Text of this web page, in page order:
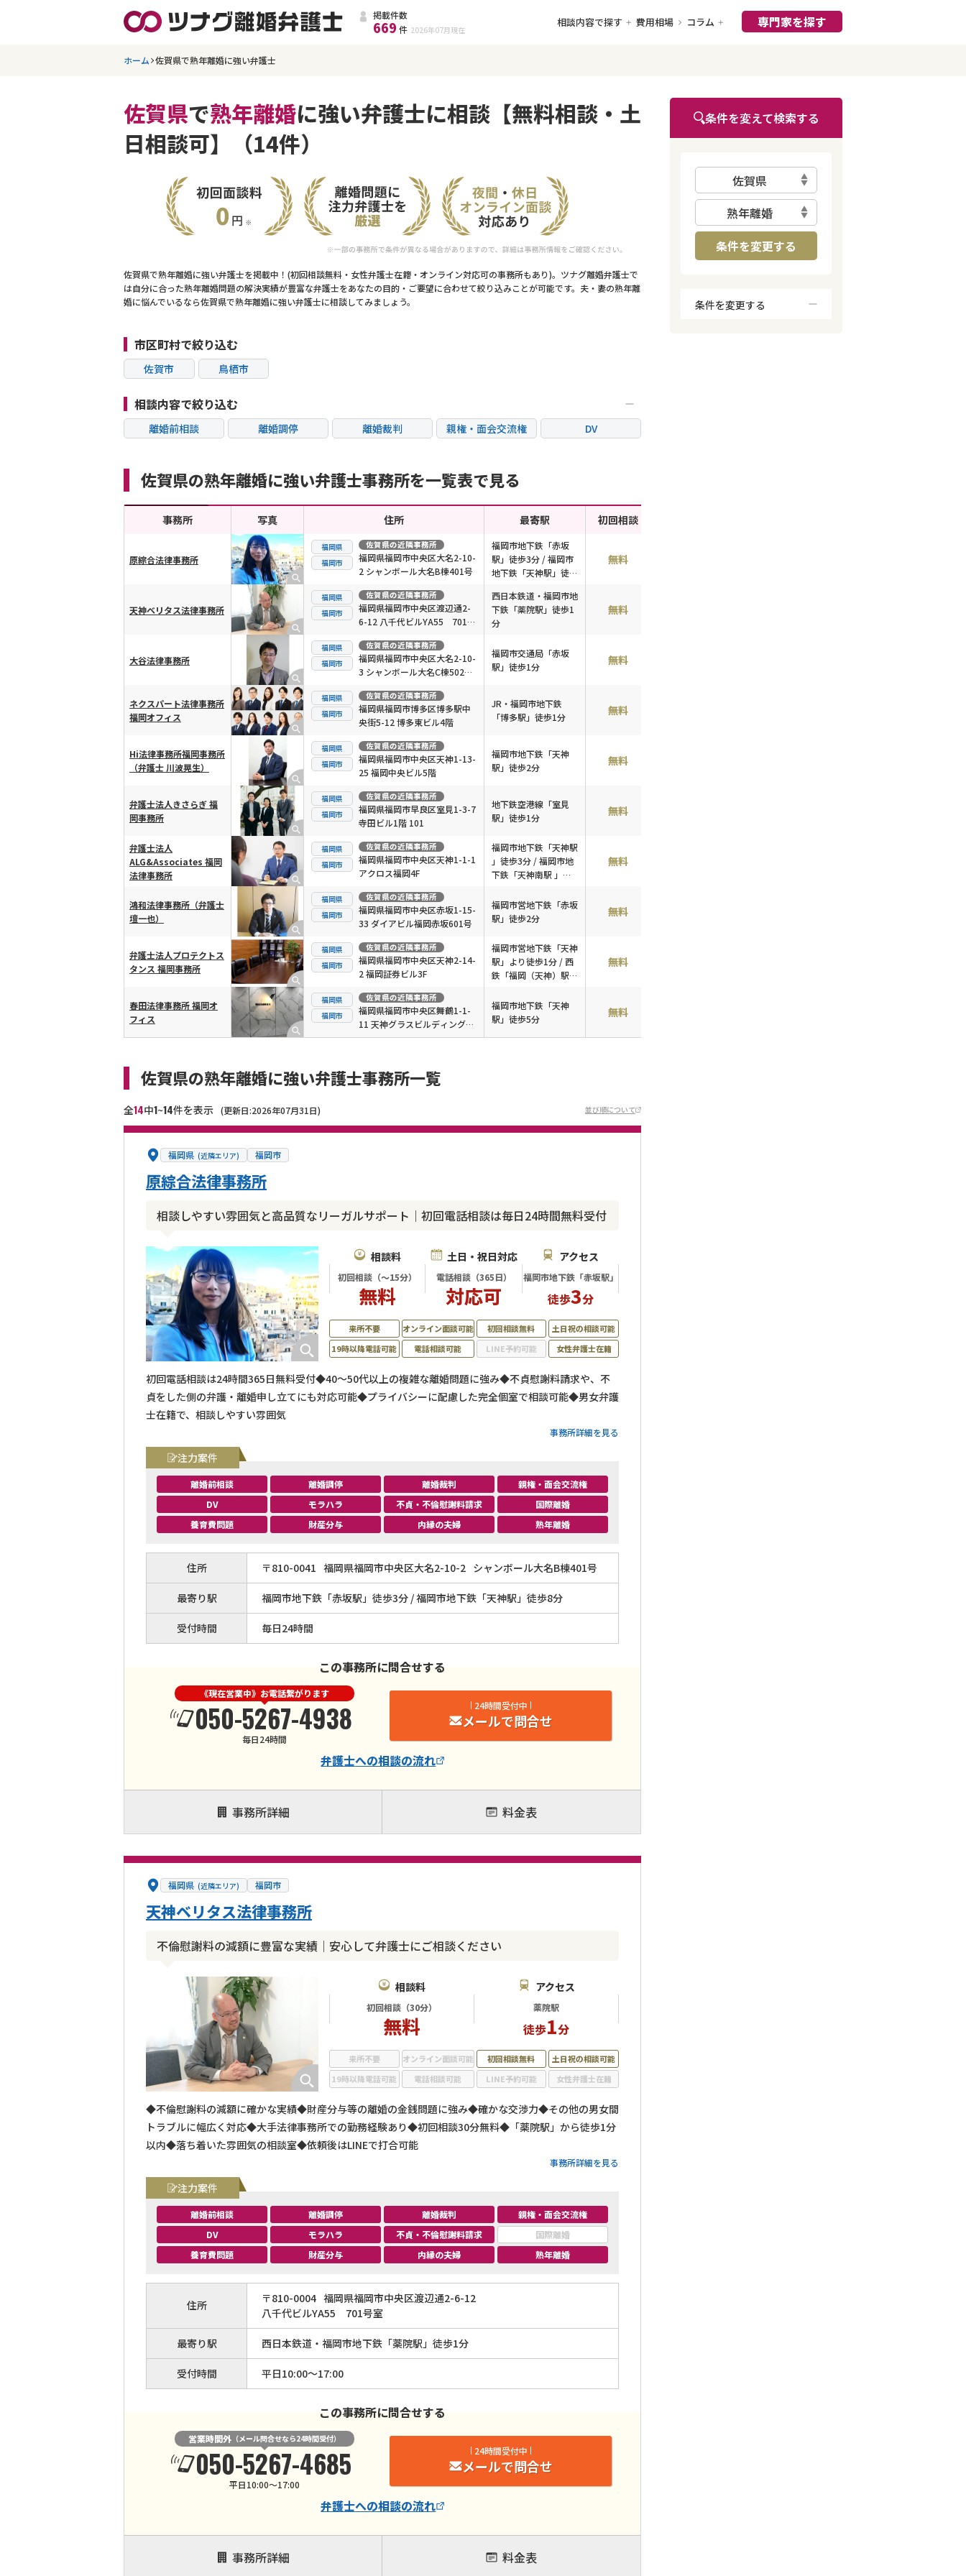
掲載件数
669 件 2026年07月 現在
相談内容で探す 費用相場 コラム 専門家を探す
ホーム 佐賀県で熟年離婚に強い弁護士
佐賀県で熟年離婚に強い弁護士に相談【無料相談・土
日相談可】（14件）
佐賀県で熟年離婚に強い弁護士を掲載中！(初回相談無料・女性弁護士在籍・オンライン対応可の事務所もあり)。ツナグ離婚弁護士で
は自分に合った熟年離婚問題の解決実績が豊富な弁護士をあなたの目的・ご要望に合わせて絞り込みことが可能です。夫・妻の熟年離
婚に悩んでいるなら佐賀県で熟年離婚に強い弁護士に相談してみましょう。
市区町村で絞り込む
佐賀市 鳥栖市
相談内容で絞り込む
離婚前相談 離婚調停 離婚裁判 親権・面会交流権
DV
内縁の夫婦
熟年離婚
佐賀県の熟年離婚に強い弁護士事務所を一覧表で見る
横スクロール可能
事務所 写真 住所 最寄駅 初回相談
原綜合法律事務所
福岡県
福岡市
佐賀県の近隣事務所
福岡県福岡市中央区大名2-10-
2 シャンボール大名B棟401号
福岡市地下鉄「赤坂
駅」徒歩3分 / 福岡市
地下鉄「天神駅」徒歩
無料
天神ベリタス法律事務所
福岡県
福岡市
佐賀県の近隣事務所
福岡県福岡市中央区渡辺通2-
6-12 八千代ビルYA55 701号
西日本鉄道・福岡市地
下鉄「薬院駅」徒歩1
分
無料
大谷法律事務所
福岡県
福岡市
佐賀県の近隣事務所
福岡県福岡市中央区大名2-10-
3 シャンボール大名C棟502号
福岡市交通局「赤坂
駅」徒歩1分
無料
ネクスパート法律事務所
福岡オフィス
福岡県
福岡市
佐賀県の近隣事務所
福岡県福岡市博多区博多駅中
央街5-12 博多東ビル4階
JR・福岡市地下鉄
「博多駅」徒歩1分
無料
Hi法律事務所福岡事務所
（弁護士 川波晃生）
福岡県
福岡市
佐賀県の近隣事務所
福岡県福岡市中央区天神1-13-
25 福岡中央ビル5階
福岡市地下鉄「天神
駅」徒歩2分
無料
弁護士法人きさらぎ 福
岡事務所
福岡県
福岡市
佐賀県の近隣事務所
福岡県福岡市早良区室見1-3-7
寺田ビル1階 101
地下鉄空港線「室見
駅」徒歩1分
無料
弁護士法人
ALG&Associates 福岡
法律事務所
福岡県
福岡市
佐賀県の近隣事務所
福岡県福岡市中央区天神1-1-1
アクロス福岡4F
福岡市地下鉄「天神駅
」徒歩3分 / 福岡市地
下鉄「天神南駅 」徒
岡（天神）駅 」徒歩
10分
無料
鴻和法律事務所（弁護士
壇一也）
福岡県
福岡市
佐賀県の近隣事務所
福岡県福岡市中央区赤坂1-15-
33 ダイアビル福岡赤坂601号
福岡市営地下鉄「赤坂
駅」徒歩2分
無料
弁護士法人プロテクトス
タンス 福岡事務所
福岡県
福岡市
佐賀県の近隣事務所
福岡県福岡市中央区天神2-14-
2 福岡証券ビル3F
福岡市営地下鉄「天神
駅」より徒歩1分 / 西
鉄「福岡（天神）駅」
無料
春田法律事務所 福岡オ
フィス
福岡県
福岡市
佐賀県の近隣事務所
福岡県福岡市中央区舞鶴1-1-
11 天神グラスビルディング9
階
福岡市地下鉄「天神
駅」徒歩5分
無料
佐賀県の熟年離婚に強い弁護士事務所一覧
全14中1~14件を表示 (更新日:2026年07月31日) 並び順について
福岡県 (近隣エリア) 福岡市
相談しやすい雰囲気と高品質なリーガルサポート｜初回電話相談は毎日24時間無料受付
原綜合法律事務所
相談料
初回相談（～15分）
無料
土日・祝日対応
電話相談（365日）
対応可
アクセス
福岡市地下鉄「赤坂駅」
徒歩3分
初回電話相談は24時間365日無料受付◆40～50代以上の複雑な離婚問題に強み◆不貞慰謝料請求や、不
貞をした側の弁護・離婚申し立てにも対応可能◆プライバシーに配慮した完全個室で相談可能◆男女弁護
士在籍で、相談しやすい雰囲気
事務所詳細を見る
来所不要 オンライン面談可能 初回相談無料
土日祝の相談可能
19時以降電話可能
電話相談可能 LINE予約可能 女性弁護士在籍
注力案件
離婚前相談 離婚調停 離婚裁判
親権・面会交流権
DV
モラハラ 不貞・不倫慰謝料請求
国際離婚
養育費問題
財産分与 内縁の夫婦 熟年離婚
住所 〒810-0041 福岡県福岡市中央区大名2-10-2 シャンボール大名B棟401号
最寄り駅 福岡市地下鉄「赤坂駅」徒歩3分 / 福岡市地下鉄「天神駅」徒歩8分
受付時間 毎日24時間
この事務所に問合せする
《現在営業中》お電話繋がります
050-5267-4938
毎日24時間
24時間受付中
メールで問合せ
弁護士への相談の流れ
事務所詳細 料金表
福岡県 (近隣エリア) 福岡市
不倫慰謝料の減額に豊富な実績｜安心して弁護士にご相談ください
天神ベリタス法律事務所
相談料
初回相談（30分）
無料
アクセス
薬院駅
徒歩1分
◆不倫慰謝料の減額に確かな実績◆財産分与等の離婚の金銭問題に強み◆確かな交渉力◆その他の男女間
トラブルに幅広く対応◆大手法律事務所での勤務経験あり◆初回相談30分無料◆「薬院駅」から徒歩1分
以内◆落ち着いた雰囲気の相談室◆依頼後はLINEで打合可能
事務所詳細を見る
来所不要 オンライン面談可能 初回相談無料
土日祝の相談可能
19時以降電話可能
電話相談可能 LINE予約可能 女性弁護士在籍
注力案件
離婚前相談 離婚調停 離婚裁判
親権・面会交流権
DV
モラハラ 不貞・不倫慰謝料請求
国際離婚
養育費問題
財産分与 内縁の夫婦 熟年離婚
住所 〒810-0004 福岡県福岡市中央区渡辺通2-6-12
八千代ビルYA55 701号室
最寄り駅 西日本鉄道・福岡市地下鉄「薬院駅」徒歩1分
受付時間 平日10:00～17:00
この事務所に問合せする
営業時間外（メール問合せなら24時間受付）
050-5267-4685
平日10:00～17:00
24時間受付中
メールで問合せ
弁護士への相談の流れ
事務所詳細 料金表
条件を変えて検索する
佐賀県
熟年離婚
条件を変更する
条件を変更する